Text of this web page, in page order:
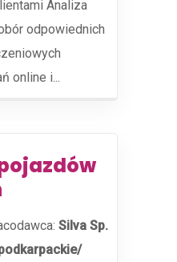
Analiza
odpowiednich
online i...
Silva Sp.